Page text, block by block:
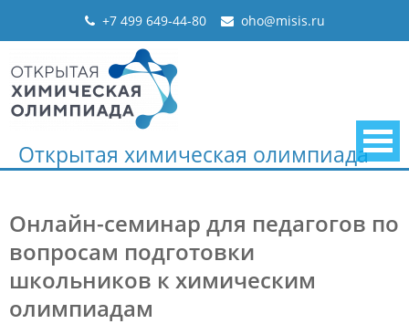
+7 499 649-44-80 oho@misis.ru
Открытая химическая олимпиада
Онлайн-семинар для педагогов по
вопросам подготовки
школьников к химическим
олимпиадам